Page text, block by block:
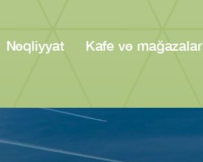
Nəqliyyat Kafe və mağazalar